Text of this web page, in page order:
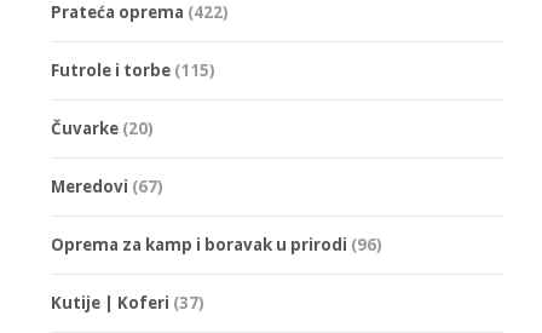
Prateća oprema (422)
Futrole i torbe (115)
Čuvarke (20)
Meredovi (67)
Oprema za kamp i boravak u prirodi (96)
Kutije | Koferi (37)